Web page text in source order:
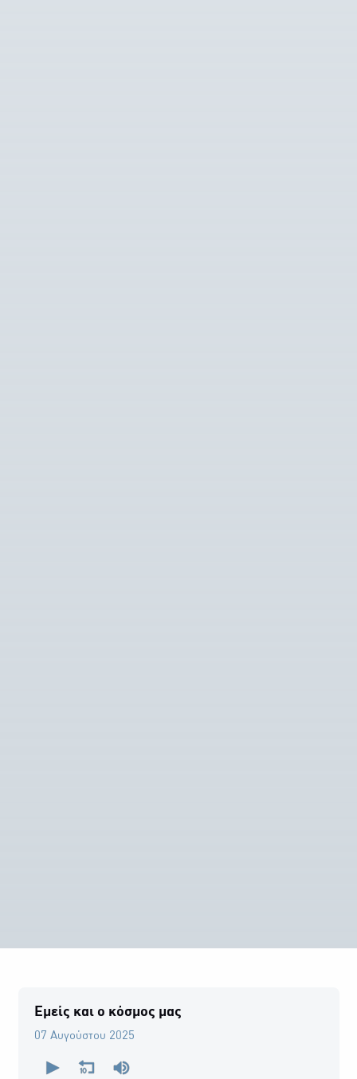
Εμείς και ο κόσμος μας
07 Αυγούστου 2025
seconds